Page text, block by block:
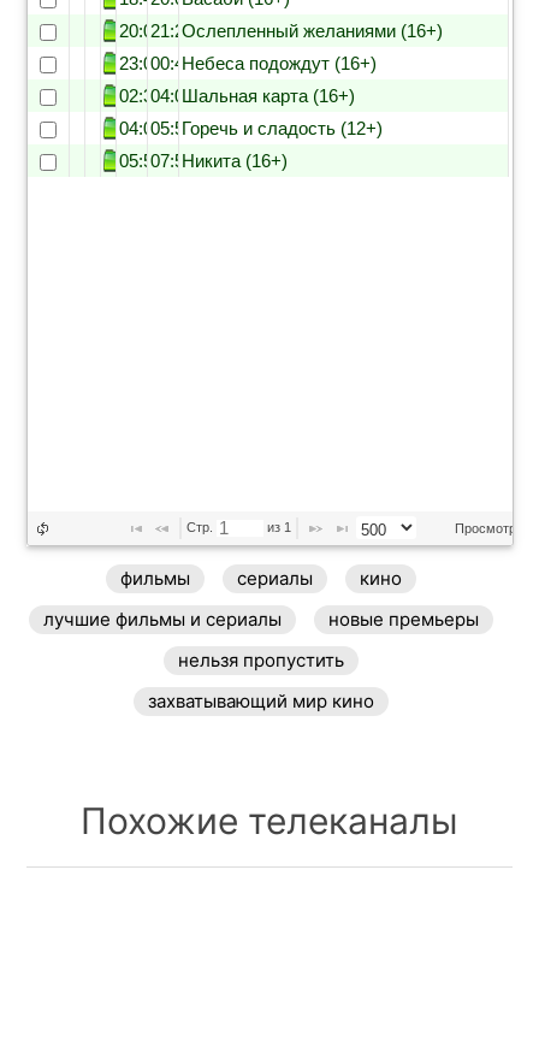
20:0021:25Ослепленный желаниями (16+)
23:0500:40Небеса подождут (16+)
02:3004:00Шальная карта (16+)
04:0005:55Горечь и сладость (12+)
05:5507:50Никита (16+)
Стр. из 1 Просмотр 1 -
фильмы сериалы
кино
лучшие фильмы и сериалы
новые премьеры
нельзя пропустить
захватывающий мир кино
Похожие телеканалы